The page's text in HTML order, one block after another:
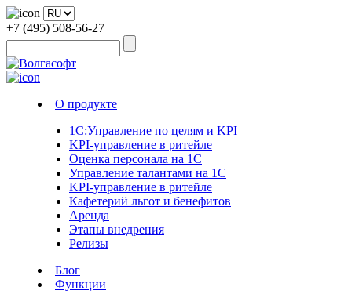
+7 (495) 508-56-27
О продукте
1С:Управление по целям и KPI
KPI-управление в ритейле
Оценка персонала на 1С
Управление талантами на 1С
KPI-управление в ритейле
Кафетерий льгот и бенефитов
Аренда
Этапы внедрения
Релизы
Блог
Функции